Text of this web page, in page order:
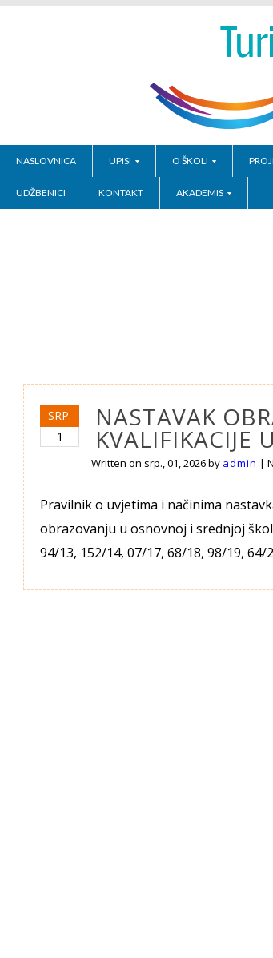
NASLOVNICA UPISI O ŠKOLI
UDŽBENICI KONTAKT AKADEMIS
SRP.
1
NASTAVAK
KVALIFIKACIJE
Written on srp., 01, 2026by admin |
Pravilnik o uvjetima i načinima
obrazovanju u osnovnoj i srednjoj
94/13, 152/14, 07/17, 68/18, 98/19,